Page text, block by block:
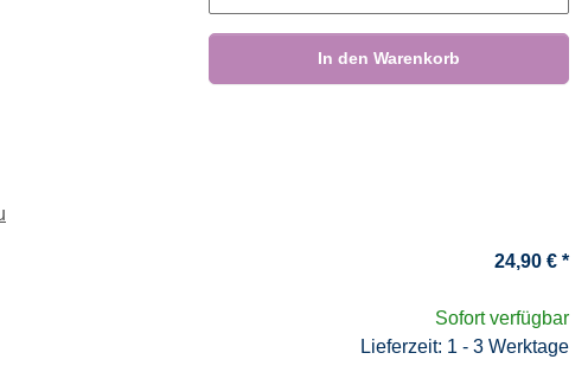
In den Warenkorb
24,90 € *
Sofort verfügbar
Lieferzeit: 1 - 3 Werktage